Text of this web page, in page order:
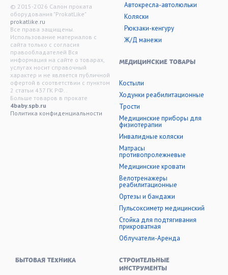
© 2015-2026 Салон проката
оборудования "ProkatLike"
prokatlike.ru
Все права защищены.
Использование материалов с
сайта только с согласия
правообладателей Вся
информация на сайте о товарах,
услугах носит справочный
характер и не является публичной
офертой в соответствии с пунктом
2 статьи 437 ГК РФ. .
Больше товаров в прокате
4baby.spb.ru
Политика конфиденциальности
Автокресла-автолюльки
Коляски
Рюкзаки-кенгуру
Ж/Д манежи
МЕДИЦИНСКИЕ ТОВАРЫ
Костыли
Ходунки реабилитационные
Трости
Медицинские приборы для
физиотерапии
Инвалидные коляски
Матрасы
противопролежневые
Медицинские кровати
Велотренажеры
реабилитационные
Ортезы и бандажи
Пульсоксиметр медицинский
Стойка для подтягивания
прикроватная
Облучатели-Аренда
БЫТОВАЯ ТЕХНИКА
СТРОИТЕЛЬНЫЕ
ИНСТРУМЕНТЫ